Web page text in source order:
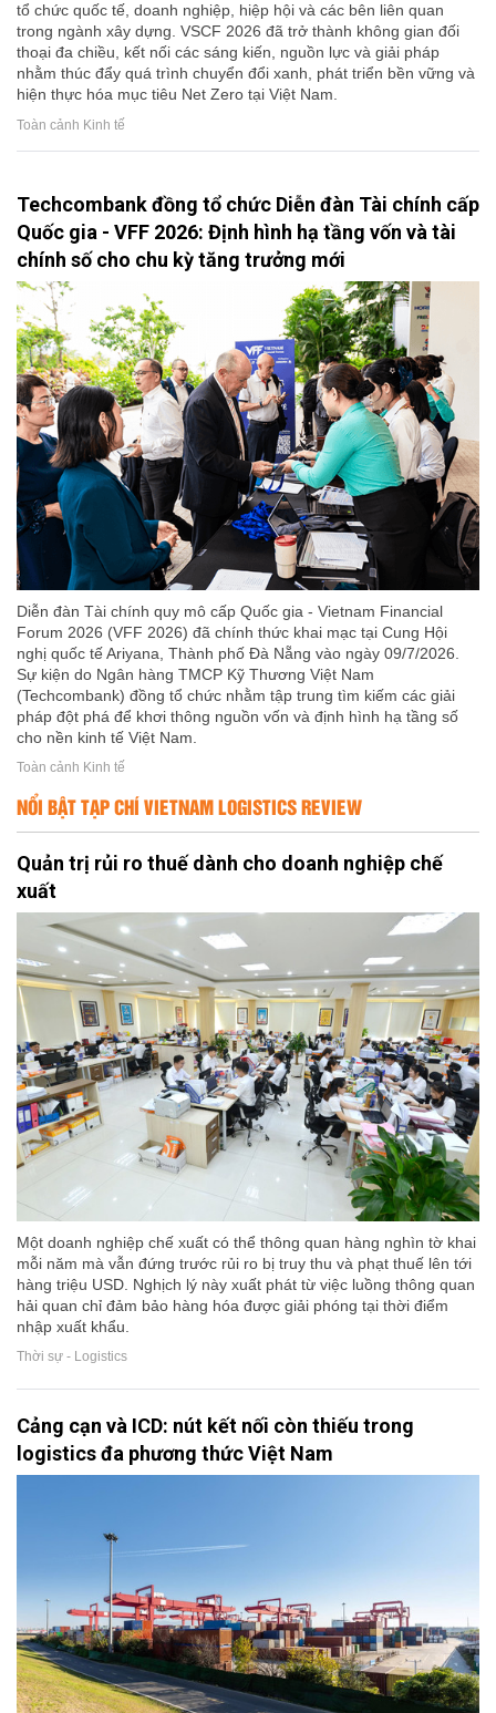
tổ chức quốc tế, doanh nghiệp, hiệp hội và các bên liên quan
trong ngành xây dựng. VSCF 2026 đã trở thành không gian đối
thoại đa chiều, kết nối các sáng kiến, nguồn lực và giải pháp
nhằm thúc đẩy quá trình chuyển đổi xanh, phát triển bền vững và
hiện thực hóa mục tiêu Net Zero tại Việt Nam.
Toàn cảnh Kinh tế
Techcombank đồng tổ chức Diễn đàn Tài chính cấp
Quốc gia - VFF 2026: Định hình hạ tầng vốn và tài
chính số cho chu kỳ tăng trưởng mới
Diễn đàn Tài chính quy mô cấp Quốc gia - Vietnam Financial
Forum 2026 (VFF 2026) đã chính thức khai mạc tại Cung Hội
nghị quốc tế Ariyana, Thành phố Đà Nẵng vào ngày 09/7/2026.
Sự kiện do Ngân hàng TMCP Kỹ Thương Việt Nam
(Techcombank) đồng tổ chức nhằm tập trung tìm kiếm các giải
pháp đột phá để khơi thông nguồn vốn và định hình hạ tầng số
cho nền kinh tế Việt Nam.
Toàn cảnh Kinh tế
NỔI BẬT TẠP CHÍ VIETNAM LOGISTICS REVIEW
Quản trị rủi ro thuế dành cho doanh nghiệp chế
xuất
Một doanh nghiệp chế xuất có thể thông quan hàng nghìn tờ khai
mỗi năm mà vẫn đứng trước rủi ro bị truy thu và phạt thuế lên tới
hàng triệu USD. Nghịch lý này xuất phát từ việc luồng thông quan
hải quan chỉ đảm bảo hàng hóa được giải phóng tại thời điểm
nhập xuất khẩu.
Thời sự - Logistics
Cảng cạn và ICD: nút kết nối còn thiếu trong
logistics đa phương thức Việt Nam